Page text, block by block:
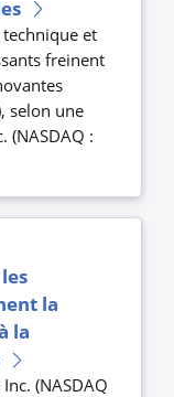
technique et
freinent
selon une
(NASDAQ :
la
la
(NASDAQ